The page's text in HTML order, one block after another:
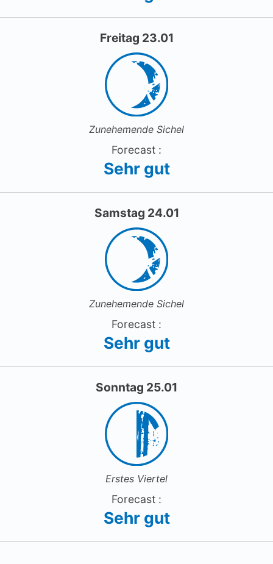
Freitag 23.01
Zunehemende Sichel
Forecast :
Sehr gut
Samstag 24.01
Zunehemende Sichel
Forecast :
Sehr gut
Sonntag 25.01
Erstes Viertel
Forecast :
Sehr gut